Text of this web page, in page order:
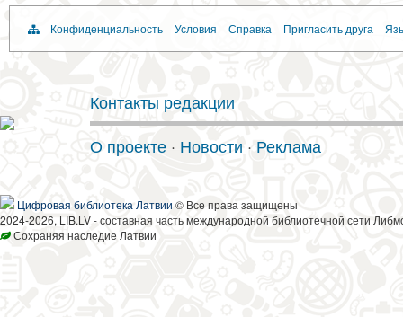
Конфиденциальность Условия Справка Пригласить друга
Контакты редакции
О проекте · Новости · Реклама
Цифровая библиотека Латвии © Все права защищены
2024-2026, LIB.LV - составная часть международной библиотечной сети
Сохраняя наследие Латвии